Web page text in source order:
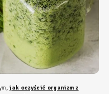
jak oczyścić organizm z